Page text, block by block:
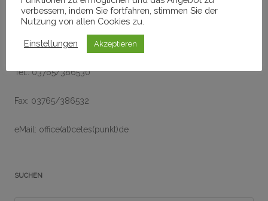
Sie erreichen uns unter:
Tel.: 03765/386530
Fax: 03765/386532
eMail: office(at)cetes(punkt)de
SUCHEN
verbessern, indem Sie fortfahren, stimmen Sie der
Nutzung von allen Cookies zu.
Einstellungen Akzeptieren